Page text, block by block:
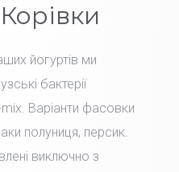
йогуртів ми
бактерії
Варіанти фасовки
полуниця, персик.
виключно з